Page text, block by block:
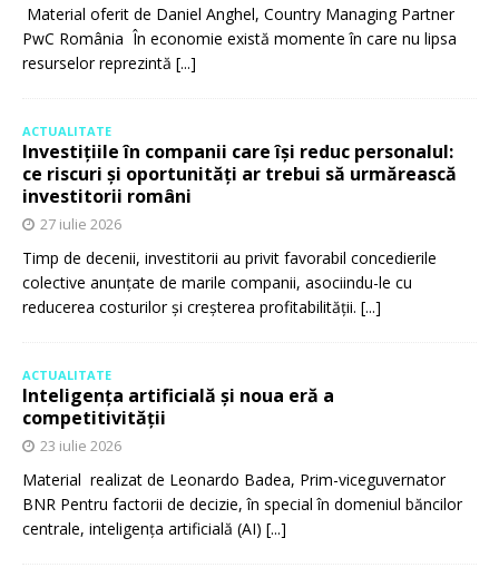
Material oferit de Daniel Anghel, Country Managing Partner
PwC România În economie există momente în care nu lipsa
resurselor reprezintă [...]
ACTUALITATE
Investițiile în companii care își reduc personalul:
ce riscuri și oportunități ar trebui să urmărească
investitorii români
27 iulie 2026
Timp de decenii, investitorii au privit favorabil concedierile
colective anunțate de marile companii, asociindu-le cu
reducerea costurilor și creșterea profitabilității. [...]
ACTUALITATE
Inteligența artificială și noua eră a
competitivității
23 iulie 2026
Material realizat de Leonardo Badea, Prim-viceguvernator
BNR Pentru factorii de decizie, în special în domeniul băncilor
centrale, inteligența artificială (AI) [...]